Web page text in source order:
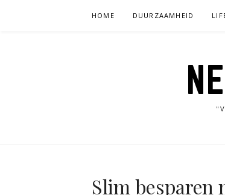
HOME DUURZAAMHEID
Slim besparen